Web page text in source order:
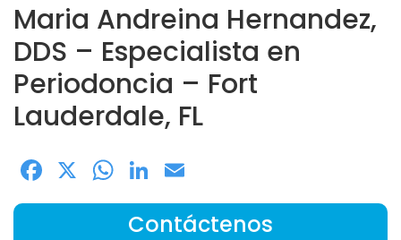
Maria Andreina Hernandez,
DDS – Especialista en
Periodoncia – Fort
Lauderdale, FL
Facebook
X WhatsApp
LinkedIn
Contáctenos